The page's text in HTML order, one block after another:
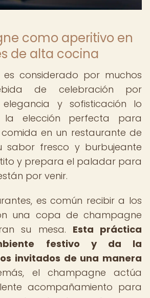
como aperitivo en
de alta cocina
es considerado por muchos
de celebración por
elegancia y sofisticación lo
la elección perfecta para
en un restaurante de
sabor fresco y burbujeante
y prepara el paladar para
por venir.
es común recibir a los
una copa de champagne
su mesa. Esta práctica
festivo y da la
invitados de una manera
el champagne actúa
acompañamiento para